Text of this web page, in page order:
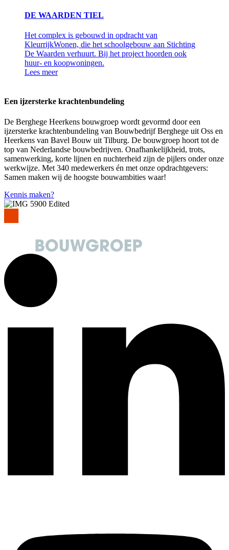
DE WAARDEN TIEL
Het complex is gebouwd in opdracht van
KleurrijkWonen, die het schoolgebouw aan Stichting
De Waarden verhuurt. Bij het project hoorden ook
huur- en koopwoningen.
Lees meer
Een ijzersterke krachtenbundeling
De Berghege Heerkens bouwgroep wordt gevormd door een
ijzersterke krachtenbundeling van Bouwbedrijf Berghege uit Oss en
Heerkens van Bavel Bouw uit Tilburg. De bouwgroep hoort tot de
top van Nederlandse bouwbedrijven. Onafhankelijkheid, trots,
samenwerking, korte lijnen en nuchterheid zijn de pijlers onder onze
werkwijze. Met 340 medewerkers én met onze opdrachtgevers:
Samen maken wij de hoogste bouwambities waar!
Kennis maken?